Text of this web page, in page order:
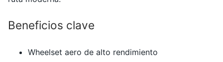
Beneficios clave
Wheelset aero de alto rendimiento